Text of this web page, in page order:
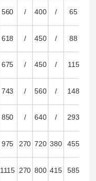
560 / 400 / 65
618 / 450 / 88
675 / 450 / 115
743 / 560 / 148
850 / 640 / 293
975 270 720 380 455
1115 270 800 415 585